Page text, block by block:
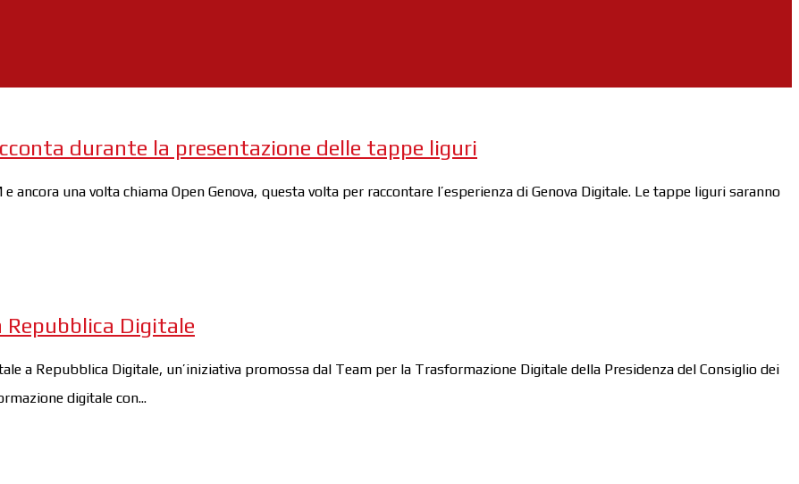
durante la presentazione delle tappe liguri
ancora una volta chiama Open Genova, questa volta per raccontare l’esperienza di Genova Digitale. Le tappe liguri saranno
Repubblica Digitale
a Repubblica Digitale, un’iniziativa promossa dal Team per la Trasformazione Digitale della Presidenza del Consiglio dei
digitale con...